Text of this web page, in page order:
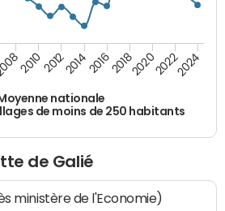
Moyenne nationale
de moins de 250 habitants
20102012201420162018202020222024
de Galié
ministère de l'Economie)